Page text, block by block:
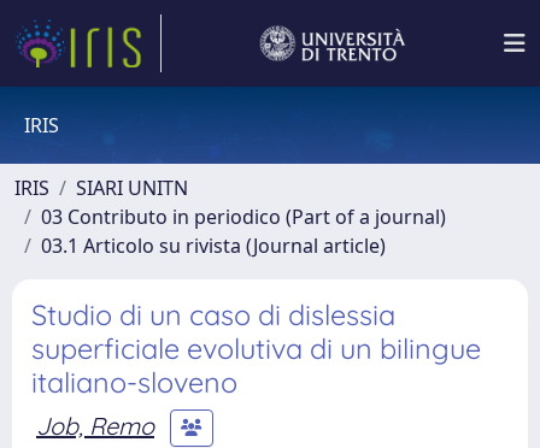
IRIS
IRIS
SIARI UNITN
03 Contributo in periodico (Part of a journal)
03.1 Articolo su rivista (Journal article)
Studio di un caso di dislessia
superficiale evolutiva di un bilingue
italiano-sloveno
Job, Remo